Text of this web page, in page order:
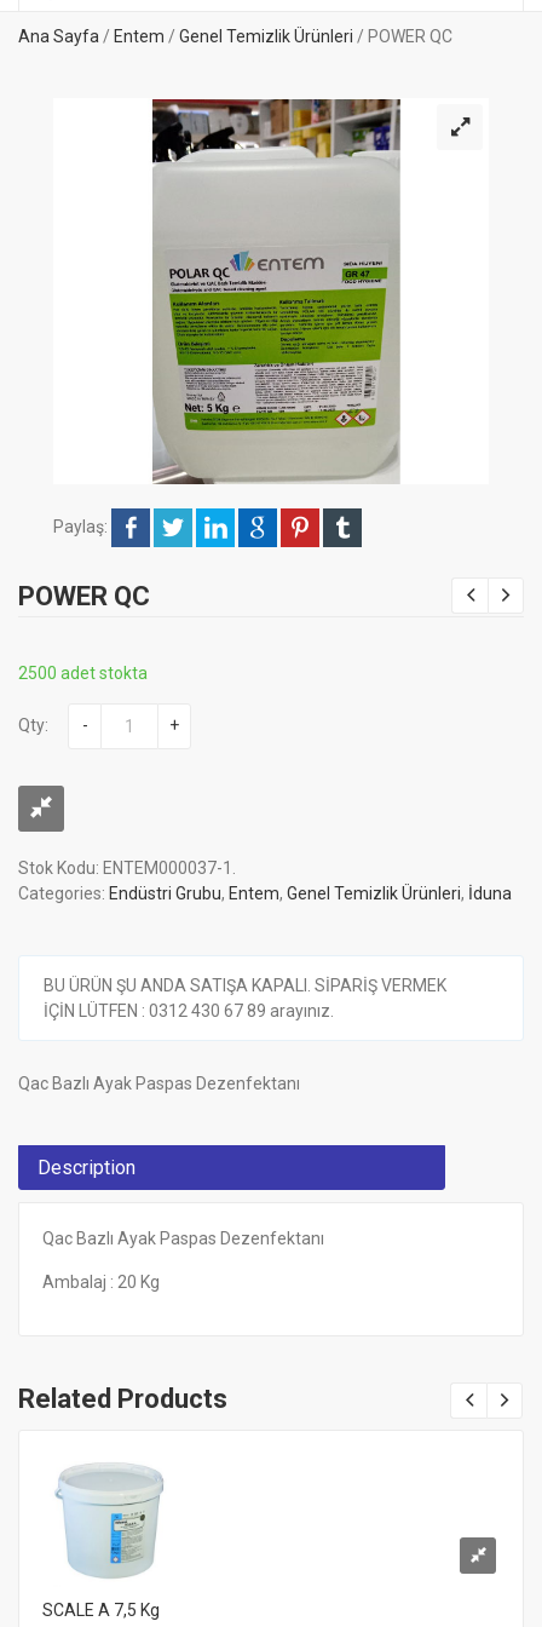
Ana Sayfa/ Entem / Genel Temizlik Ürünleri / POWER QC
Paylaş:
POWER QC
2500 adet stokta
Qty: - +
Stok Kodu: ENTEM000037-1
Categories: Endüstri Grubu, Entem, Genel Temizlik Ürünleri, İduna
BU ÜRÜN ŞU ANDA SATIŞA KAPALI. SİPARİŞ VERMEK
İÇİN LÜTFEN : 0312 430 67 89 arayınız.
Qac Bazlı Ayak Paspas Dezenfektanı
Description
Qac Bazlı Ayak Paspas Dezenfektanı
Ambalaj : 20 Kg
Related Products
SCALE A 7,5 Kg